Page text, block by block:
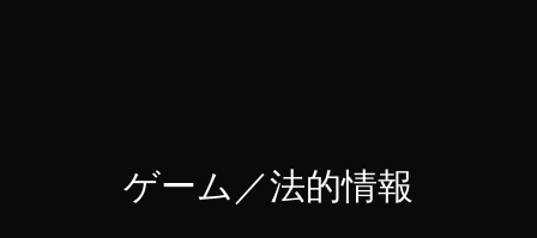
ゲーム／法的情報